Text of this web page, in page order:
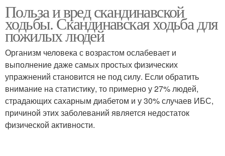
людей
Ходьба на организм
Ходьба при артрозе Ходьба при болезнях
Польза и вред скандинавской
ходьбы. Скандинавская ходьба для
пожилых людей
Организм человека с возрастом ослабевает и
выполнение даже самых простых физических
упражнений становится не под силу. Если обратить
внимание на статистику, то примерно у 27% людей,
страдающих сахарным диабетом и у 30% случаев ИБС,
причиной этих заболеваний является недостаток
физической активности.